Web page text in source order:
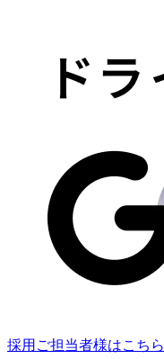
採用ご担当者様はこちら